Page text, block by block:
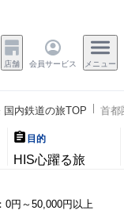
店舗 会員サービス メニュー
国内鉄道の旅TOP 首都
目的
HIS心躍る旅
0円～50,000円以上